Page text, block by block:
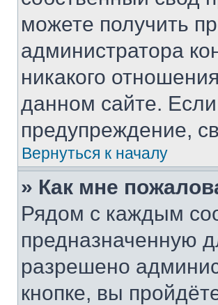
можете получить
администратора
никакого
данном сайте.
предупреждение,
Вернуться к началу
» Как мне
Рядом с каждым
предназначенную
разрешено
кнопке, вы